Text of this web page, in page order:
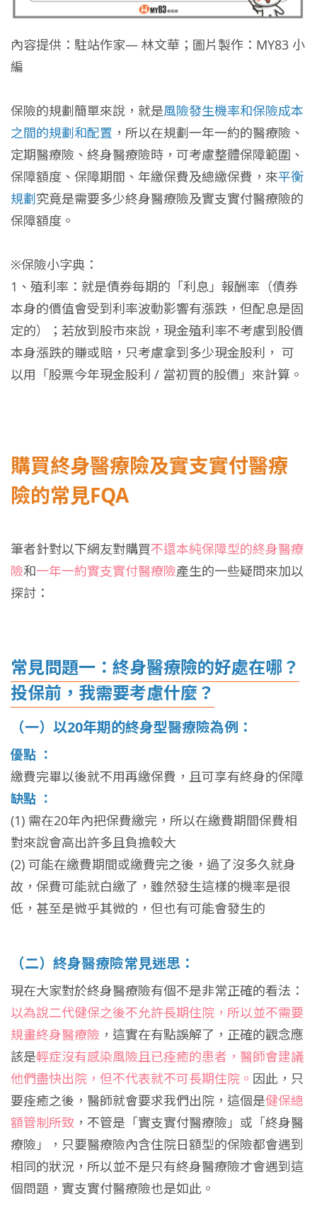
內容提供：駐站作家— 林文華；圖片製作：MY83 小
編
保險的規劃簡單來說，就是風險發生機率和保險成本
之間的規劃和配置 ，所以在規劃一年一約的醫療險、
定期醫療險、終身醫療險時，可考慮整體保障範圍、
保障額度、保障期間、年繳保費及總繳保費，來平衡
規劃究竟是需要多少終身醫療險及實支實付醫療險的
保障額度。
※保險小字典：
1、殖利率：就是債券每期的「利息」報酬率（債券
本身的價值會受到利率波動影響有漲跌，但配息是固
定的）；若放到股市來說，現金殖利率不考慮到股價
本身漲跌的賺或賠，只考慮拿到多少現金股利， 可
以用「股票今年現金股利 / 當初買的股價」來計算。
購買終身醫療險及實支實付醫療
險的常見FQA
筆者針對以下網友對購買不還本純保障型的終身醫療
險和一年一約實支實付醫療險產生的一些疑問來加以
探討：
常見問題一：終身醫療險的好處在哪？
投保前，我需要考慮什麼？
（一）以20年期的終身型醫療險為例：
優點 ：
繳費完畢以後就不用再繳保費，且可享有終身的保障
缺點 ：
(1) 需在20年內把保費繳完，所以在繳費期間保費相
對來說會高出許多且負擔較大
(2) 可能在繳費期間或繳費完之後，過了沒多久就身
故，保費可能就白繳了，雖然發生這樣的機率是很
低，甚至是微乎其微的，但也有可能會發生的
（二）終身醫療險常見迷思：
現在大家對於終身醫療險有個不是非常正確的看法：
以為說二代健保之後不允許長期住院，所以並不需要
規畫終身醫療險 ，這實在有點誤解了，正確的觀念應
該是輕症沒有感染風險且已痊癒的患者，醫師會建議
他們盡快出院，但不代表就不可長期住院。 因此，只
要痊癒之後，醫師就會要求我們出院，這個是健保總
額管制所致 ，不管是「實支實付醫療險」或「終身醫
療險」，只要醫療險內含住院日額型的保險都會遇到
相同的狀況，所以並不是只有終身醫療險才會遇到這
個問題，實支實付醫療險也是如此。